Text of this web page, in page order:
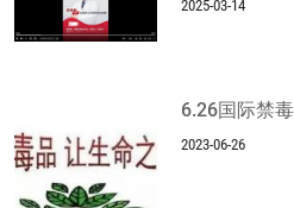
2025-03-14
6.26国际禁
2023-06-26